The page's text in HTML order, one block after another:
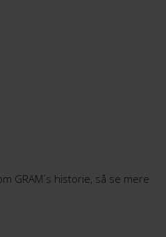
GRAM´s historie, så se mere